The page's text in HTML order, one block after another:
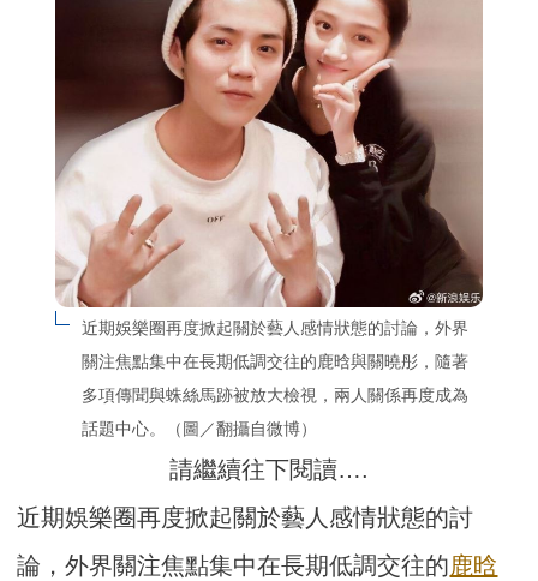
近期娛樂圈再度掀起關於藝人感情狀態的討論，外界
關注焦點集中在長期低調交往的鹿晗與關曉彤，隨著
多項傳聞與蛛絲馬跡被放大檢視，兩人關係再度成為
話題中心。（圖／翻攝自微博）
請繼續往下閱讀….
近期娛樂圈再度掀起關於藝人感情狀態的討
論，外界關注焦點集中在長期低調交往的鹿晗